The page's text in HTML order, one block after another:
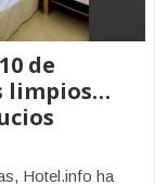
de
limpios…
Hotel.info ha